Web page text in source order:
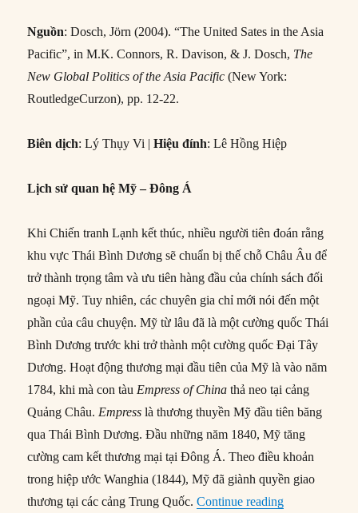
Nguồn: Dosch, Jörn (2004). “The United Sates in the Asia
Pacific”, in M.K. Connors, R. Davison, & J. Dosch, The
New Global Politics of the Asia Pacific (New York:
RoutledgeCurzon), pp. 12-22.
Biên dịch: Lý Thụy Vi |Hiệu đính: Lê Hồng Hiệp
Lịch sử quan hệ Mỹ – Đông Á
Khi Chiến tranh Lạnh kết thúc, nhiều người tiên đoán rằng
khu vực Thái Bình Dương sẽ chuẩn bị thế chỗ Châu Âu để
trở thành trọng tâm và ưu tiên hàng đầu của chính sách đối
ngoại Mỹ. Tuy nhiên, các chuyên gia chỉ mới nói đến một
phần của câu chuyện. Mỹ từ lâu đã là một cường quốc Thái
Bình Dương trước khi trở thành một cường quốc Đại Tây
Dương. Hoạt động thương mại đầu tiên của Mỹ là vào năm
1784, khi mà con tàu Empress of China thả neo tại cảng
Quảng Châu. Empress là thương thuyền Mỹ đầu tiên băng
qua Thái Bình Dương. Đầu những năm 1840, Mỹ tăng
cường cam kết thương mại tại Đông Á. Theo điều khoản
trong hiệp ước Wanghia (1844), Mỹ đã giành quyền giao
thương tại các cảng Trung Quốc.Continue reading“#6- Nước